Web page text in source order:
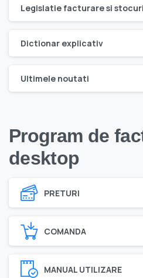
Legislatie facturare si stocuri
Dictionar explicativ
Ultimele noutati
Program de
desktop
PRETURI
COMANDA
MANUAL UTILIZARE